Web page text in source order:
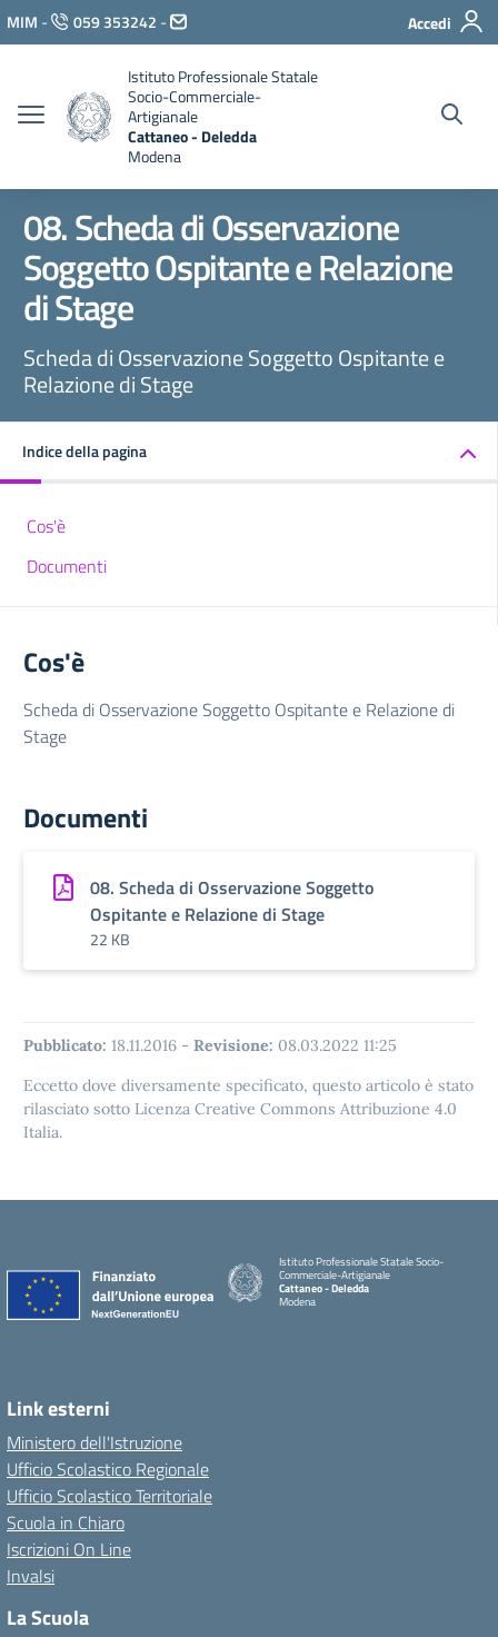
Vai ai contenuti
Vai al menu di navigazione
Vai al footer
MIM - 059 353242 - Accedi
Istituto Professionale Statale
Socio-Commerciale-
Artigianale
Cattaneo - Deledda
Modena
08. Scheda di Osservazione
Soggetto Ospitante e Relazione
di Stage
Scheda di Osservazione Soggetto Ospitante e
Relazione di Stage
Indice della pagina
Cos'è
Documenti
Cos'è
Scheda di Osservazione Soggetto Ospitante e Relazione di
Stage
Documenti
08. Scheda di Osservazione Soggetto
Ospitante e Relazione di Stage
22 KB
Pubblicato: 18.11.2016 - Revisione: 08.03.2022 11:25
Eccetto dove diversamente specificato, questo articolo è stato
rilasciato sotto Licenza Creative Commons Attribuzione 4.0
Italia.
Istituto Professionale Statale Socio-
Commerciale-Artigianale
Cattaneo - Deledda
Modena
Link esterni
Ministero dell'Istruzione
Ufficio Scolastico Regionale
Ufficio Scolastico Territoriale
Scuola in Chiaro
Iscrizioni On Line
Invalsi
La Scuola